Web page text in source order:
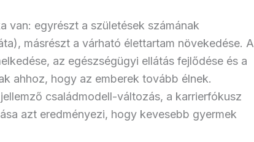
van: egyrészt a születések számának
másrészt a várható élettartam növekedése. A
az egészségügyi ellátás fejlődése és a
ahhoz, hogy az emberek tovább élnek.
családmodell-változás, a karrierfókusz
azt eredményezi, hogy kevesebb gyermek